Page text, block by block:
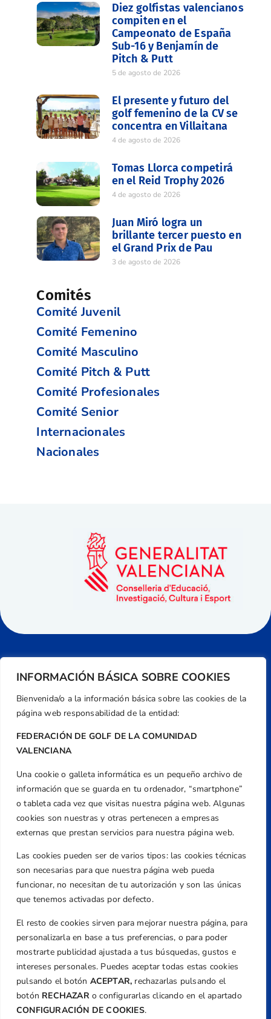
INFORMACIÓN BÁSICA SOBRE COOKIES
Bienvenida/o a la información básica sobre las cookies de la
página web responsabilidad de la entidad:
FEDERACIÓN DE GOLF DE LA COMUNIDAD
VALENCIANA
Una cookie o galleta informática es un pequeño archivo de
información que se guarda en tu ordenador, “smartphone”
o tableta cada vez que visitas nuestra página web. Algunas
cookies son nuestras y otras pertenecen a empresas
externas que prestan servicios para nuestra página web.
Las cookies pueden ser de varios tipos: las cookies técnicas
son necesarias para que nuestra página web pueda
funcionar, no necesitan de tu autorización y son las únicas
que tenemos activadas por defecto.
El resto de cookies sirven para mejorar nuestra página, para
personalizarla en base a tus preferencias, o para poder
mostrarte publicidad ajustada a tus búsquedas, gustos e
intereses personales. Puedes aceptar todas estas cookies
pulsando el botón ACEPTAR, rechazarlas pulsando el
botón RECHAZARo configurarlas clicando en el apartado
CONFIGURACIÓN DE COOKIES.
Diez golfistas valencianos
compiten en el
Campeonato de España
Sub-16 y Benjamín de
Pitch & Putt
5 de agosto de 2026
El presente y futuro del
golf femenino de la CV se
concentra en Villaitana
4 de agosto de 2026
Tomas Llorca competirá
en el Reid Trophy 2026
4 de agosto de 2026
Juan Miró logra un
brillante tercer puesto en
el Grand Prix de Pau
3 de agosto de 2026
Comités
Comité Juvenil
Comité Femenino
Comité Masculino
Comité Pitch & Putt
Comité Profesionales
Comité Senior
Internacionales
Nacionales
Dirección
Centre de L´Esport, Carrer d'Isaac Peral i
Caballero, Nº 5, Despachos 2 y 3, 46980,
Valencia
+34 961 367 799
Email
federacion@golfcv.com
Aviso Legal
Política de Privacidad
Transparencia
Normativa
Federación